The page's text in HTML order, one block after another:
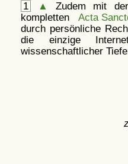
1 ▲
Zudem mit
kompletten Acta
durch persönliche
die einzige
wissenschaftlicher